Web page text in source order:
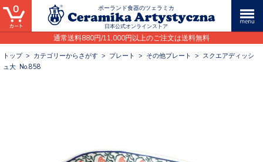
ポーランド食器のツェラミカ
日本公式オンラインストア
通常送料880円/11,000円以上のご注文は送料無料
0
トップ> カテゴリーからさがす > プレート > その他プレート > スクエアディッシ
ュ大 No.858